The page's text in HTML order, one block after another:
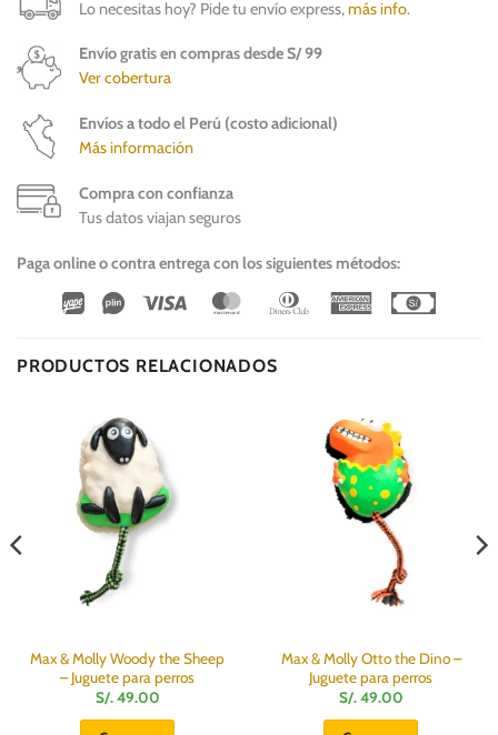
Lo necesitas hoy? Pide tu envío express,más info.
Envío gratis en compras desde S/ 99
Ver cobertura
Envíos a todo el Perú (costo adicional)
Más información
Compra con confianza
Tus datos viajan seguros
Paga online o contra entrega con los siguientes métodos:
Wirecard
Vipps Visa MasterCardDinners
American
PRODUCTOS RELACIONADOS
Max & Molly Woody the Sheep
– Juguete para perros
S/.49.00
Max & Molly Otto the Dino –
Juguete para perros
S/.49.00